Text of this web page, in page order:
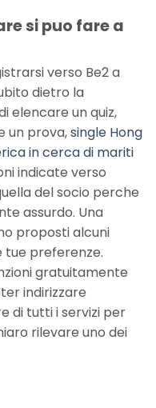
si puo fare a
verso Be2 a
dietro la
elencare un quiz,
un prova,single Hong
in cerca di mariti
indicate verso
del socio perche
assurdo. Una
proposti alcuni
tue preferenze.
gratuitamente
indirizzare
di tutti i servizi per
rilevare uno dei